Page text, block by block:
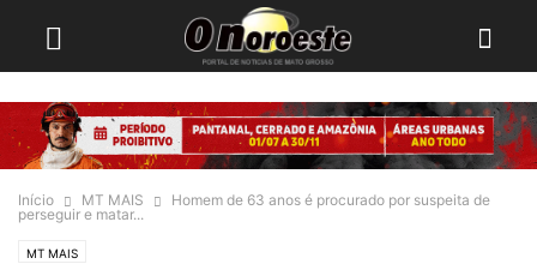
Início MT MAIS
Homem de 63 anos é procurado por suspeita de
perseguir e matar...
MT MAIS